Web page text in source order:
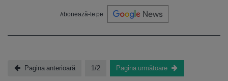
Abonează-te pe
Pagina anterioară 1/2 Pagina următoare